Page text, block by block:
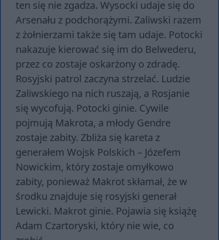
ten się nie zgadza. Wysocki udaje się do
Arsenału z podchorążymi. Zaliwski razem
z żołnierzami także się tam udaje. Potocki
nakazuje kierować się im do Belwederu,
przez co zostaje oskarżony o zdradę.
Rosyjski patrol zaczyna strzelać. Ludzie
Zaliwskiego na nich ruszają, a Rosjanie
się wycofują. Potocki ginie. Cywile
pojmują Makrota, a młody Gendre
zostaje zabity. Zbliża się kareta z
generałem Wojsk Polskich – Józefem
Nowickim, który zostaje omyłkowo
zabity, ponieważ Makrot skłamał, że w
środku znajduje się rosyjski generał
Lewicki. Makrot ginie. Pojawia się książę
Adam Czartoryski, który nie wie, co